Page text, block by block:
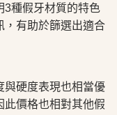
3種假牙材質的特色
，有助於篩選出適合
與硬度表現也相當優
此價格也相對其他假